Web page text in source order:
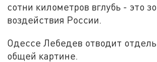
сотни километров вглубь - это
воздействия России.
Одессе Лебедев отводит
общей картине.